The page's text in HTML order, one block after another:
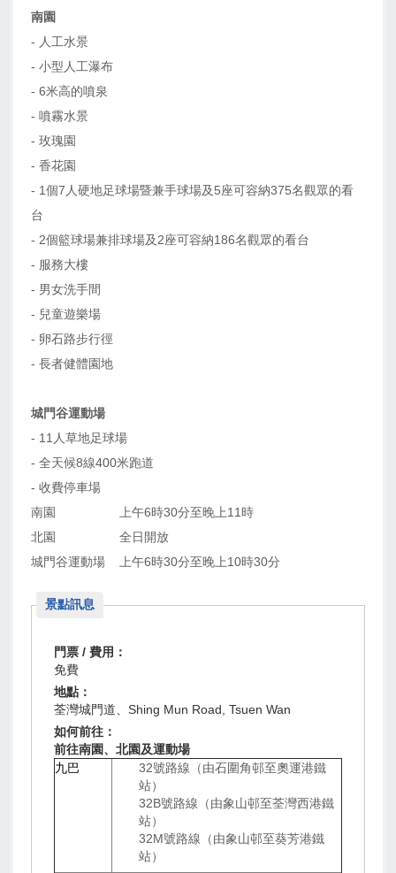
南園
- 人工水景
- 小型人工瀑布
- 6米高的噴泉
- 噴霧水景
- 玫瑰園
- 香花園
- 1個7人硬地足球場暨兼手球場及5座可容納375名觀眾的看
台
- 2個籃球場兼排球場及2座可容納186名觀眾的看台
- 服務大樓
- 男女洗手間
- 兒童遊樂場
- 卵石路步行徑
- 長者健體園地
城門谷運動場
- 11人草地足球場
- 全天候8線400米跑道
- 收費停車場
南園
上午6時30分至晚上11時
北園
全日開放
城門谷運動場
上午6時30分至晚上10時30分
景點訊息
門票 / 費用：
免費
地點：
荃灣城門道、Shing Mun Road, Tsuen Wan
如何前往：
前往南園、北園及運動場
九巴
32號路線（由石圍角邨至奧運港鐵
站）
32B號路線（由象山邨至荃灣西港鐵
站）
32M號路線（由象山邨至葵芳港鐵
站）